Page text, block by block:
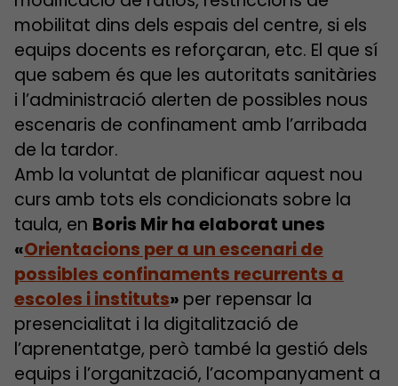
mobilitat dins dels espais del centre, si els
equips docents es reforçaran, etc. El que sí
que sabem és que les autoritats sanitàries
i l’administració alerten de possibles nous
escenaris de confinament amb l’arribada
de la tardor.
Amb la voluntat de planificar aquest nou
curs amb tots els condicionats sobre la
taula, en Boris Mir ha elaborat unes
«Orientacions per a un escenari de
possibles confinaments recurrents a
escoles i instituts» per repensar la
presencialitat i la digitalització de
l’aprenentatge, però també la gestió dels
equips i l’organització, l’acompanyament a